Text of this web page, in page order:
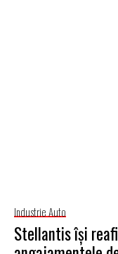
Industrie Auto
Stellantis își